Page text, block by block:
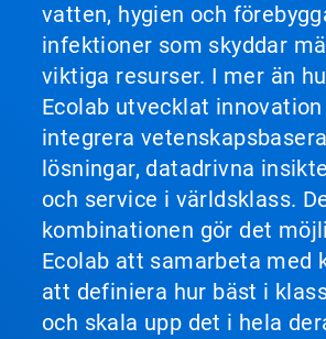
vatten, hygien och
infektioner som skyddar
viktiga resurser. I mer än
Ecolab utvecklat
integrera
lösningar, datadrivna
och service i världsklass.
kombinationen gör det
Ecolab att samarbeta med
att definiera hur bäst i
och skala upp det i hela